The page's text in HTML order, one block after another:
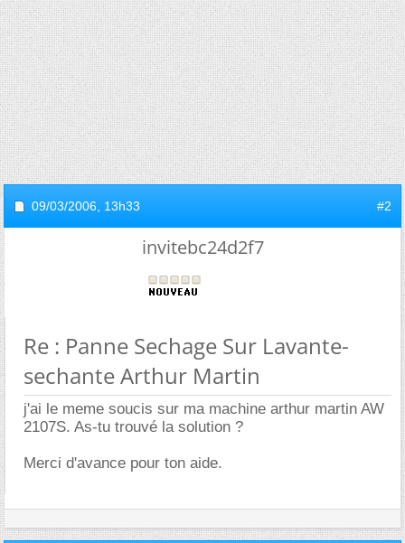
09/03/2006, 13h33 #2
invitebc24d2f7
Re : Panne Sechage Sur Lavante-
sechante Arthur Martin
j'ai le meme soucis sur ma machine arthur martin AW
2107S. As-tu trouvé la solution ?
Merci d'avance pour ton aide.